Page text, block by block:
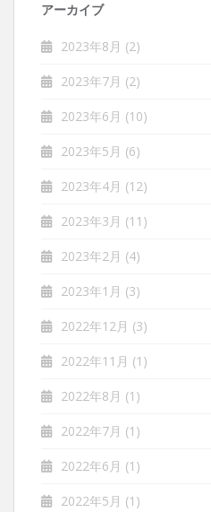
アーカイブ
2023年8月 (2)
2023年7月 (2)
2023年6月 (10)
2023年5月 (6)
2023年4月 (12)
2023年3月 (11)
2023年2月 (4)
2023年1月 (3)
2022年12月 (3)
2022年11月 (1)
2022年8月 (1)
2022年7月 (1)
2022年6月 (1)
2022年5月 (1)